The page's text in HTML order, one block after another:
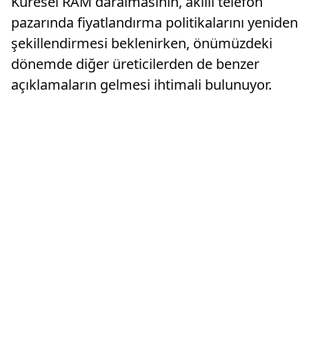
pazarında fiyatlandırma politikalarını yeniden
şekillendirmesi beklenirken, önümüzdeki
dönemde diğer üreticilerden de benzer
açıklamaların gelmesi ihtimali bulunuyor.